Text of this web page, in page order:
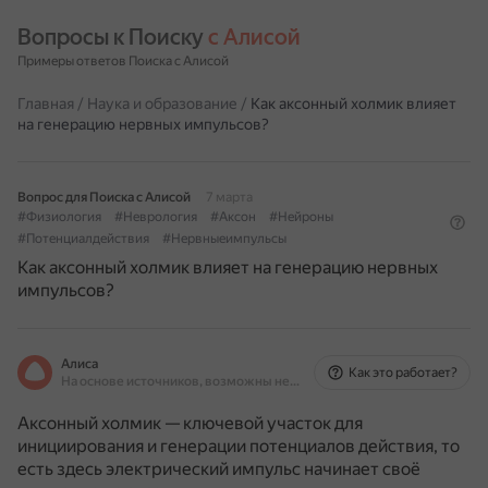
Вопросы к Поиску с Алисой
Примеры ответов Поиска с Алисой
Главная / Наука и образование / Как аксонный холмик влияет
на генерацию нервных импульсов?
Вопрос для Поиска с Алисой
7 марта
#Физиология
#Неврология #Аксон
#Нейроны
#Потенциалдействия
#Нервныеимпульсы
Как аксонный холмик влияет на генерацию нервных
импульсов?
Алиса
На основе источников, возможны неточности
Как это работает?
Аксонный холмик — ключевой участок для
инициирования и генерации потенциалов действия, то
есть здесь электрический импульс начинает своё